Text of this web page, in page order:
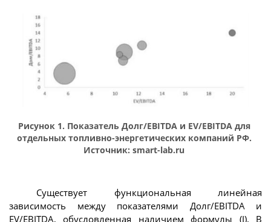
Рисунок 1. Показатель Долг/EBITDA и EV/EBITDA для
отдельных топливно-энергетических компаний РФ.
Источник: smart-lab.ru
Существует функциональная линейная
зависимость между показателями Долг/EBITDA и
EV/EBITDA, обусловленная наличием формулы (I). В